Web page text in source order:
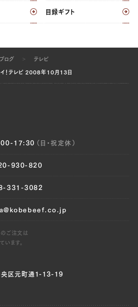
目録ギフト
ログ テレビ
イ！テレビ 2008年10月13日
17:30（日・祝定休）
930-820
331-3082
のご注文は
ます。
央区元町通1-13-19